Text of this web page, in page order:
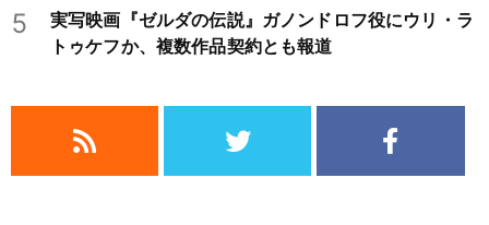
5
実写映画『ゼルダの伝説』ガノンドロフ役にウリ・ラ
トゥケフか、複数作品契約とも報道